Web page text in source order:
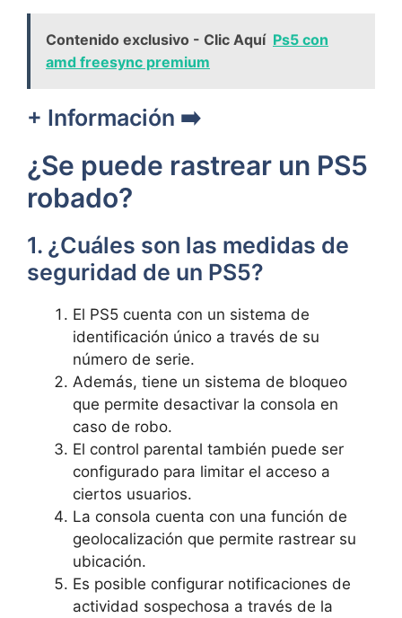
Contenido exclusivo - Clic Aquí Ps5 con
amd freesync premium
+ Información ➡️
¿Se ‌puede rastrear ‌un PS5
robado?
1. ¿Cuáles⁢ son las medidas de
seguridad de ⁤un PS5?
El PS5 cuenta con un sistema‍ de ​
identificación⁣ único⁤ a través de su
número de⁣ serie.
Además, tiene un sistema ⁣de bloqueo
que ​permite ⁢desactivar ‌la⁢ consola en⁢
caso de⁤ robo.
El⁤ control⁤ parental ⁤también puede ⁤ser
configurado para‍ limitar el acceso a
ciertos⁣ usuarios.
La consola ⁣cuenta con una función ‌de
⁢geolocalización ‍que permite rastrear su
ubicación.
Es posible‌ configurar ‌notificaciones de
actividad ‍sospechosa a través de ‍la